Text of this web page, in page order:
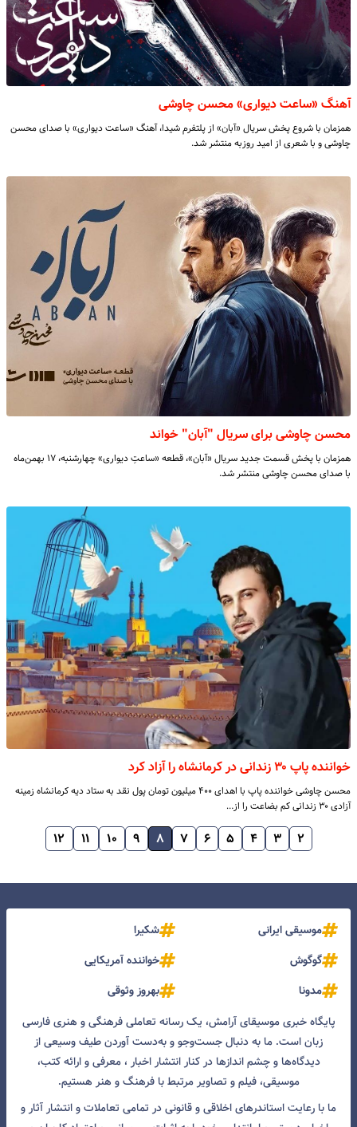
آهنگ «ساعت دیواری» محسن چاوشی
همزمان با شروع پخش سریال «آبان» از پلتفرم شیدا، آهنگ «ساعت دیواری» با صدای محسن
چاوشی و با شعری از امید روزبه منتشر شد.
محسن چاوشی برای سریال "آبان" خواند
همزمان با پخش قسمت جدید سریال «آبان»، قطعه‌ «ساعتِ دیواری» چهارشنبه، ۱۷ بهمن‌ماه
با صدای محسن چاوشی منتشر شد.
خواننده پاپ ۳۰ زندانی در کرمانشاه را آزاد کرد
محسن چاوشی خواننده پاپ با اهدای ۴۰۰ میلیون تومان پول نقد به ستاد دیه کرمانشاه زمینه
آزادی ۳۰ زندانی کم بضاعت را از…
۲ ۳ ۴ ۵ ۶ ۷ ۸ ۹ ۱۰ ۱۱ ۱۲
موسیقی ایرانی
شکیرا
گوگوش
خواننده آمریکایی
مدونا
بهروز وثوقی
پایگاه خبری موسیقای آرامش، یک رسانه تعاملی فرهنگی و هنری فارسی
زبان است. ما به دنبال جست‌و‌جو و به‌دست آوردن طیف وسیعی از
دیدگاه‌ها و چشم انداز‌ها در کنار انتشار اخبار ، معرفی و ارائه کتب،
موسیقی، فیلم و تصاویر مرتبط با فرهنگ و هنر هستیم.
ما با رعایت استاندرهای اخلاقی و قانونی در تمامی تعاملات و انتشار آثار و